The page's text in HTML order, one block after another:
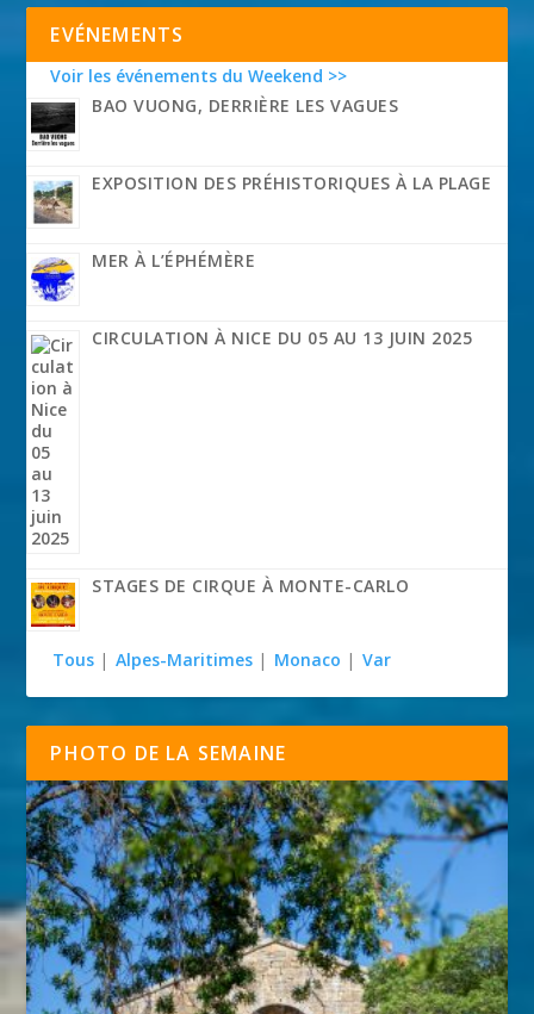
EVÉNEMENTS
Voir les événements du Weekend >>
BAO VUONG, DERRIÈRE LES VAGUES
EXPOSITION DES PRÉHISTORIQUES À LA PLAGE
MER À L’ÉPHÉMÈRE
CIRCULATION À NICE DU 05 AU 13 JUIN 2025
STAGES DE CIRQUE À MONTE-CARLO
Tous | Alpes-Maritimes | Monaco | Var
PHOTO DE LA SEMAINE